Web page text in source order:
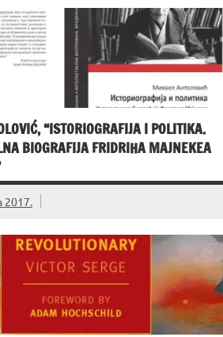
“ISTORIOGRAFIJA I POLITIKA.
BIOGRAFIJA FRIDRIHA MAJNEKEA
2017.